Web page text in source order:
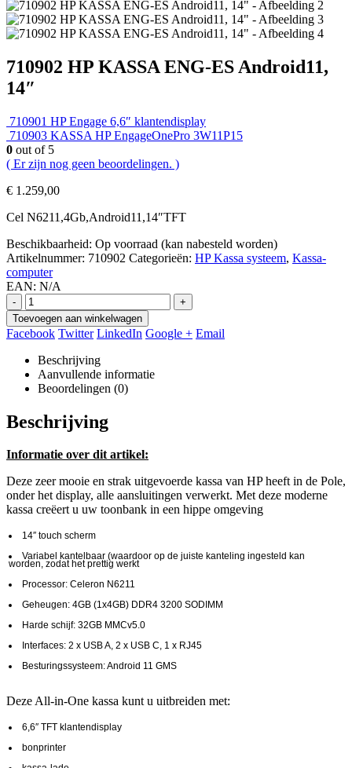
710902 HP KASSA ENG-ES Android11,
14″
710901 HP Engage 6,6″ klantendisplay
710903 KASSA HP EngageOnePro 3W11P15
0 out of 5
( Er zijn nog geen beoordelingen. )
€ 1.259,00
Cel N6211,4Gb,Android11,14″TFT
Beschikbaarheid: Op voorraad (kan nabesteld worden)
Artikelnummer: 710902 Categorieën: HP Kassa systeem, Kassa-
computer
EAN: N/A
-
+
Toevoegen aan winkelwagen
Facebook Twitter LinkedIn Google + Email
Beschrijving
Aanvullende informatie
Beoordelingen (0)
Beschrijving
Informatie over dit artikel:
Deze zeer mooie en strak uitgevoerde kassa van HP heeft in de Pole,
onder het display, alle aansluitingen verwerkt. Met deze moderne
kassa creëert u uw toonbank in een hippe omgeving
14″ touch scherm
Variabel kantelbaar (waardoor op de juiste kanteling ingesteld kan
worden, zodat het prettig werkt
Processor: Celeron N6211
Geheugen: 4GB (1x4GB) DDR4 3200 SODIMM
Harde schijf: 32GB MMCv5.0
Interfaces: 2 x USB A, 2 x USB C, 1 x RJ45
Besturingssysteem: Android 11 GMS
Deze All-in-One kassa kunt u uitbreiden met:
6,6″ TFT klantendisplay
bonprinter